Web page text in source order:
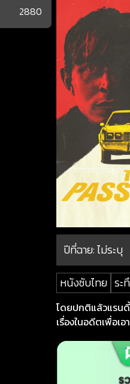
ปีที่ฉาย:ไม่ระบุ
หนังซับไทย ระ
โดยปกติแล้วแรนดี้
เรื่องในอดีตเพื่อเ
2880